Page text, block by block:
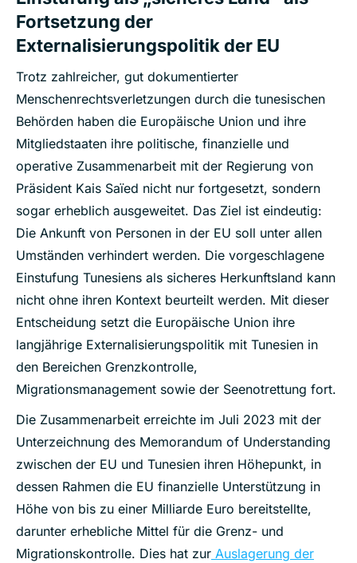
Fortsetzung der
Externalisierungspolitik der EU
Trotz zahlreicher, gut dokumentierter
Menschenrechtsverletzungen durch die tunesischen
Behörden haben die Europäische Union und ihre
Mitgliedstaaten ihre politische, finanzielle und
operative Zusammenarbeit mit der Regierung von
Präsident Kais Saïed nicht nur fortgesetzt, sondern
sogar erheblich ausgeweitet. Das Ziel ist eindeutig:
Die Ankunft von Personen in der EU soll unter allen
Umständen verhindert werden. Die vorgeschlagene
Einstufung Tunesiens als sicheres Herkunftsland kann
nicht ohne ihren Kontext beurteilt werden. Mit dieser
Entscheidung setzt die Europäische Union ihre
langjährige Externalisierungspolitik mit Tunesien in
den Bereichen Grenzkontrolle,
Migrationsmanagement sowie der Seenotrettung fort.
Die Zusammenarbeit erreichte im Juli 2023 mit der
Unterzeichnung des Memorandum of Understanding
zwischen der EU und Tunesien ihren Höhepunkt, in
dessen Rahmen die EU finanzielle Unterstützung in
Höhe von bis zu einer Milliarde Euro bereitstellte,
darunter erhebliche Mittel für die Grenz- und
Migrationskontrolle. Dies hat zur Auslagerung der